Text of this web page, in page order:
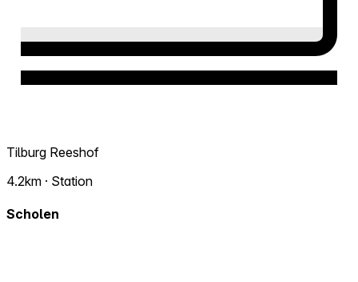
Tilburg Reeshof
4.2km · Station
Scholen